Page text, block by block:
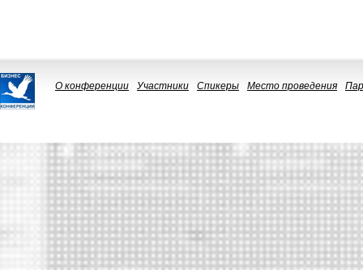
О конференции Участники Спикеры Место проведения